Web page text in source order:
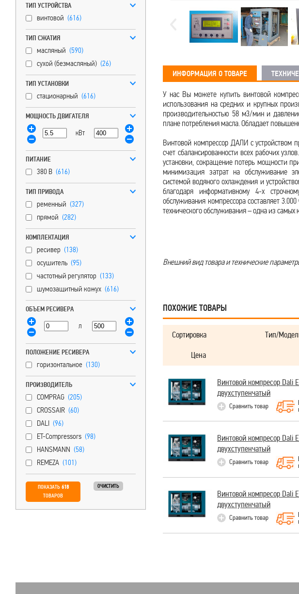
ТИП УСТРОЙСТВА
винтовой (616)
ТИП СЖАТИЯ
масляный (590)
сухой (безмасляный) (26)
ТИП УСТАНОВКИ
стационарный (616)
МОЩНОСТЬ ДВИГАТЕЛЯ
кВт
ПИТАНИЕ
380 В (616)
ТИП ПРИВОДА
ременный (327)
прямой (282)
КОМПЛЕКТАЦИЯ
ресивер (138)
осушитель (95)
частотный регулятор (133)
шумозащитный кожух (616)
ОБЪЕМ РЕСИВЕРА
л
ПОЛОЖЕНИЕ РЕСИВЕРА
горизонтальное (130)
ПРОИЗВОДИТЕЛЬ
COMPRAG (205)
CROSSAIR (60)
DALI (96)
ET-Compressors (98)
HANSMANN (58)
REMEZA (101)
ПОКАЗАТЬ 618
ТОВАРОВ
ОЧИСТИТЬ
ИНФОРМАЦИЯ О ТОВАРЕ
У нас Вы можете купить винтовой
использования на средних и крупных
производительностью 58 м3/мин и
плане потребления масла. Обладает
Винтовой компрессор ДАЛИ с
счет сбалансированности всех рабочих
установки, сокращение потерь мощности
минимизация затрат на обслуживание
системой водяного охлаждения и
благодаря информативному 4-х
обслуживания компрессора составляет
технического обслуживания – одна из самых
Внешний вид товара и технические
ПОХОЖИЕ ТОВАРЫ
Сортировка Тип/
Цена
Винтовой компресор Dali
двухступенчатый
Сравнить товар
Винтовой компресор Dali
двухступенчатый
Сравнить товар
Винтовой компресор Dali
двухступенчатый
Сравнить товар